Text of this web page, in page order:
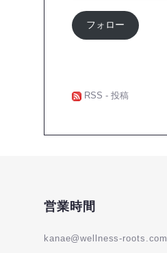
ア
ド
レ
フォロー
RSS - 投稿
営業時間
kanae@wellness-roots.com